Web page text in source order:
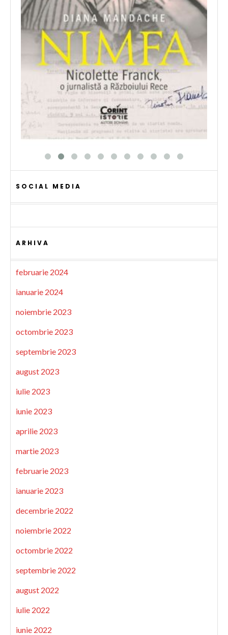
SOCIAL MEDIA
ARHIVA
februarie 2024
ianuarie 2024
noiembrie 2023
octombrie 2023
septembrie 2023
august 2023
iulie 2023
iunie 2023
aprilie 2023
martie 2023
februarie 2023
ianuarie 2023
decembrie 2022
noiembrie 2022
octombrie 2022
septembrie 2022
august 2022
iulie 2022
iunie 2022